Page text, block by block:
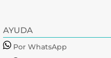
AYUDA
Por WhatsApp